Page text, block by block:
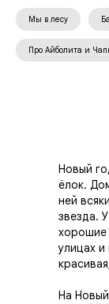
Мы в лесу
Про Айболита и
Новый
ёлок.
ней
звезда.
хорошие
улицах
На